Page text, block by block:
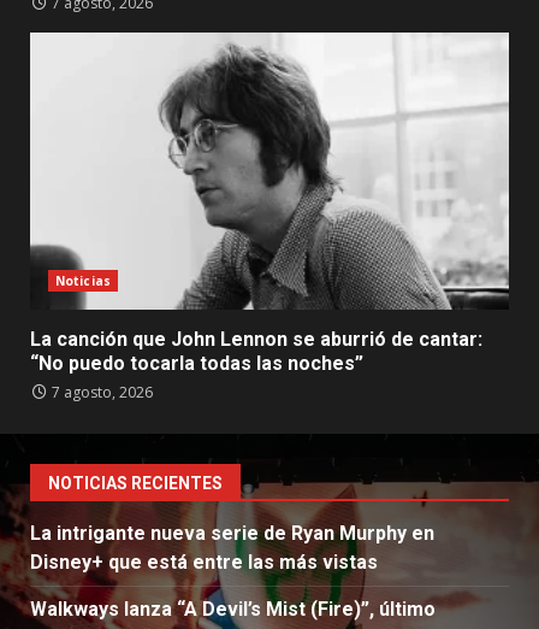
Noticias
La canción que John Lennon se aburrió de cantar:
“No puedo tocarla todas las noches”
7 agosto, 2026
NOTICIAS RECIENTES
La intrigante nueva serie de Ryan Murphy en
Disney+ que está entre las más vistas
Walkways lanza “A Devil’s Mist (Fire)”, último